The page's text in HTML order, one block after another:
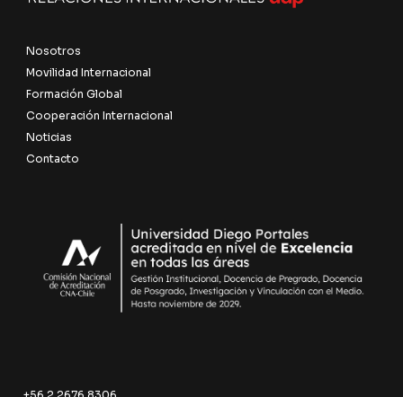
Nosotros
Movilidad Internacional
Formación Global
Cooperación Internacional
Noticias
Contacto